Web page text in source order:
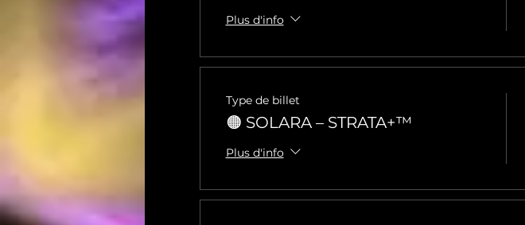
Plus d'info
Type de billet
🟠 SOLARA – STRATA+™
Plus d'info